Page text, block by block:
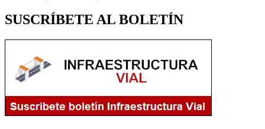
SUSCRÍBETE AL BOLETÍN